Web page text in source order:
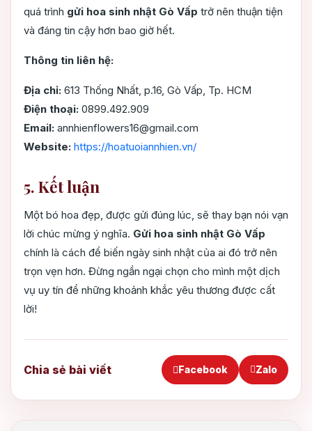
quá trình gửi hoa sinh nhật Gò Vấp trở nên thuận tiện
và đáng tin cậy hơn bao giờ hết.
Thông tin liên hệ:
Địa chỉ: 613 Thống Nhất, p.16, Gò Vấp, Tp. HCM
Điện thoại: 0899.492.909
Email: annhienflowers16@gmail.com
Website: https://hoatuoiannhien.vn/
5. Kết luận
Một bó hoa đẹp, được gửi đúng lúc, sẽ thay bạn nói vạn
lời chúc mừng ý nghĩa. Gửi hoa sinh nhật Gò Vấp
chính là cách để biến ngày sinh nhật của ai đó trở nên
trọn vẹn hơn. Đừng ngần ngại chọn cho mình một dịch
vụ uy tín để những khoảnh khắc yêu thương được cất
lời!
Chia sẻ bài viết Facebook Zalo